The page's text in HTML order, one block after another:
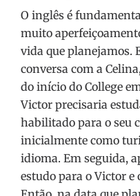
O inglês é
muito
vida que planejamos.
conversa com a
do início do College
Victor precisaria
habilitado para o seu
inicialmente como
idioma. Em seguida,
estudo para o Victor